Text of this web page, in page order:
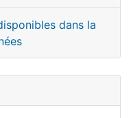
dans la